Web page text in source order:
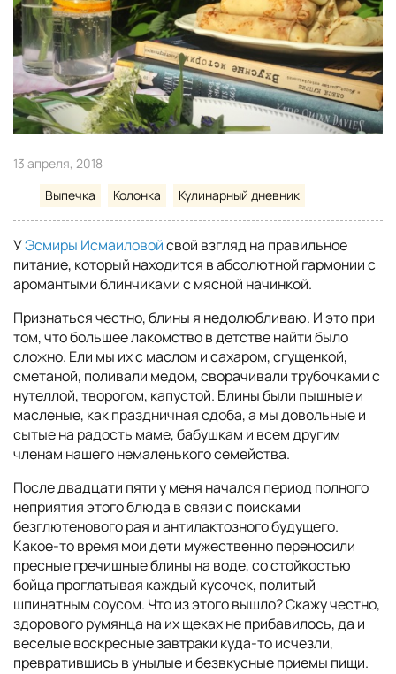
13 апреля, 2018
Выпечка
Колонка Кулинарный дневник
УЭсмиры Исмаиловойсвой взгляд на правильное
питание, который находится в абсолютной гармонии с
аромантыми блинчиками с мясной начинкой.
Признаться честно, блины я недолюбливаю. И это при
том, что большее лакомство в детстве найти было
сложно. Ели мы их с маслом и сахаром, сгущенкой,
сметаной, поливали медом, сворачивали трубочками с
нутеллой, творогом, капустой. Блины были пышные и
масленые, как праздничная сдоба, а мы довольные и
сытые на радость маме, бабушкам и всем другим
членам нашего немаленького семейства.
После двадцати пяти у меня начался период полного
неприятия этого блюда в связи с поисками
безглютенового рая и антилактозного будущего.
Какое-то время мои дети мужественно переносили
пресные гречишные блины на воде, со стойкостью
бойца проглатывая каждый кусочек, политый
шпинатным соусом. Что из этого вышло? Скажу честно,
здорового румянца на их щеках не прибавилось, да и
веселые воскресные завтраки куда-то исчезли,
превратившись в унылые и безвкусные приемы пищи.